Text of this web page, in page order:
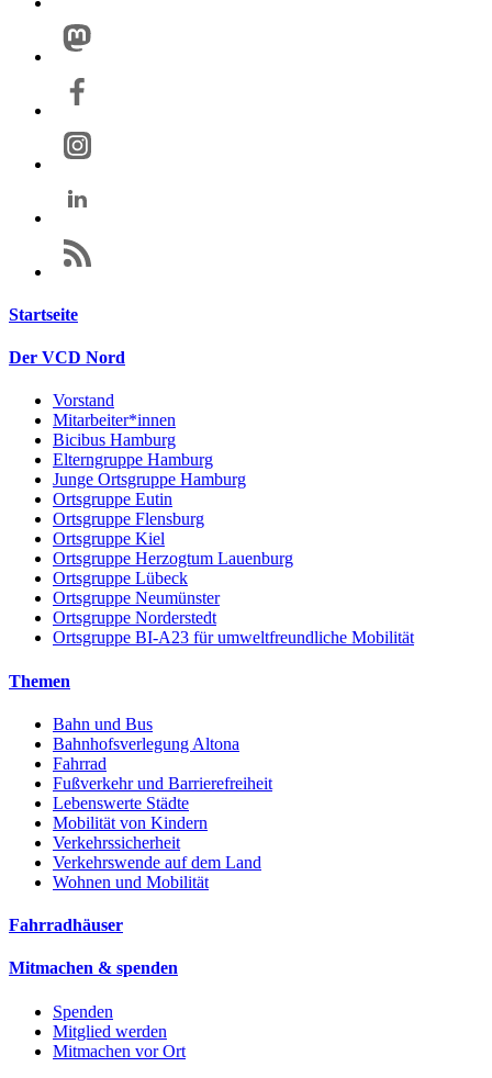
Startseite
Der VCD Nord
Vorstand
Mitarbeiter*innen
Bicibus Hamburg
Elterngruppe Hamburg
Junge Ortsgruppe Hamburg
Ortsgruppe Eutin
Ortsgruppe Flensburg
Ortsgruppe Kiel
Ortsgruppe Herzogtum Lauenburg
Ortsgruppe Lübeck
Ortsgruppe Neumünster
Ortsgruppe Norderstedt
Ortsgruppe BI-A23 für umweltfreundliche Mobilität
Themen
Bahn und Bus
Bahnhofsverlegung Altona
Fahrrad
Fußverkehr und Barrierefreiheit
Lebenswerte Städte
Mobilität von Kindern
Verkehrssicherheit
Verkehrswende auf dem Land
Wohnen und Mobilität
Fahrradhäuser
Mitmachen & spenden
Spenden
Mitglied werden
Mitmachen vor Ort